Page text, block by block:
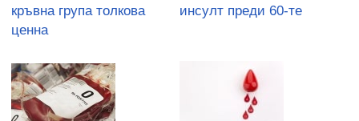
кръвна група толкова
ценна
инсулт преди 60-те